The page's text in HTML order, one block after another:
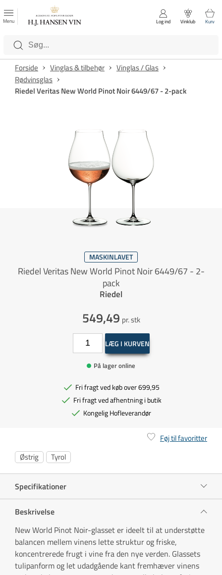
Luk
Kategorier
Menu Log ind Vinklub Kurv
Forside Vinglas & tilbehør
Vinglas / Glas
Rødvinsglas
Riedel Veritas New World Pinot Noir 6449/67 - 2-pack
MASKINLAVET
Riedel Veritas New World Pinot Noir 6449/67 - 2-
pack
Riedel
549,49 pr. stk
LÆG I KURVEN
På lager online
Fri fragt ved køb over 699,95
Fri fragt ved afhentning i butik
Kongelig Hofleverandør
Føj til favoritter
Østrig
Tyrol
Specifikationer
Beskrivelse
New World Pinot Noir-glasset er ideelt til at understøtte
balancen mellem vinens lette struktur og friske,
koncentrerede frugt i vine fra den nye verden. Glassets
tulipanform og let udadgående kant fremhæver vinens